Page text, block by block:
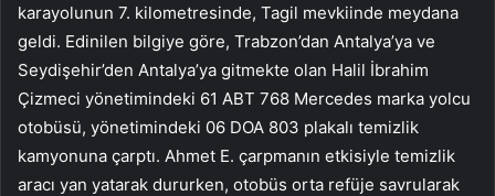
karayolunun 7. kilometresinde, Tagil mevkiinde meydana
geldi. Edinilen bilgiye göre, Trabzon’dan Antalya’ya ve
Seydişehir’den Antalya’ya gitmekte olan Halil İbrahim
Çizmeci yönetimindeki 61 ABT 768 Mercedes marka yolcu
otobüsü, yönetimindeki 06 DOA 803 plakalı temizlik
kamyonuna çarptı. Ahmet E. çarpmanın etkisiyle temizlik
aracı yan yatarak dururken, otobüs orta refüje savrularak